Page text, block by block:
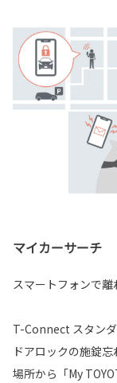
マイカーサーチ
スマートフォンで離
T-Connect スタン
ドアロックの施錠
場所から「My